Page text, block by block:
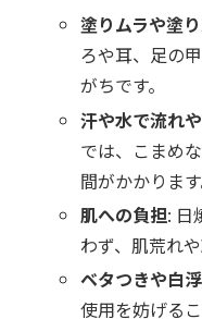
塗りムラや塗
ろや耳、足の
がちです。
汗や水で流れ
では、こまめ
間がかかります
肌への負担: 日
わず、肌荒れ
ベタつきや白
使用を妨げるこ